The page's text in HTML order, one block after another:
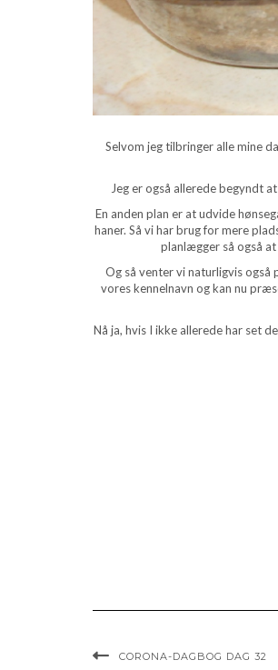
Selvom jeg tilbringer alle mine
Jeg er også allerede begyndt
En anden plan er at udvide
haner. Så vi har brug for mere
planlægger så også
Og så venter vi naturligvis
vores kennelnavn og kan nu
Nå ja, hvis I ikke allerede har set
CORONA-DAGBOG DAG 32